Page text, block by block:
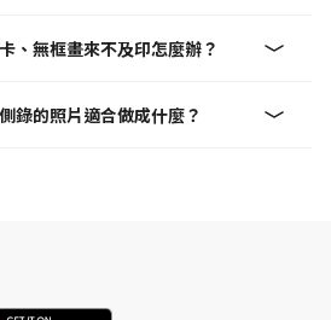
、無框畫來不及印怎麼辦？
錄的照片適合做成什麼？